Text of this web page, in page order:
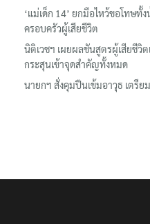
‘แม่เด็ก 14’ ยกมือไหว้ขอโทษทั้
ครอบครัวผู้เสียชีวิต
นิติเวชฯ เผยผลชันสูตรผู้เสียชีวิต
กระสุนเข้าจุดสำคัญทั้งหมด
นายกฯ สั่งคุมปืนเข้มอาวุธ เตรี